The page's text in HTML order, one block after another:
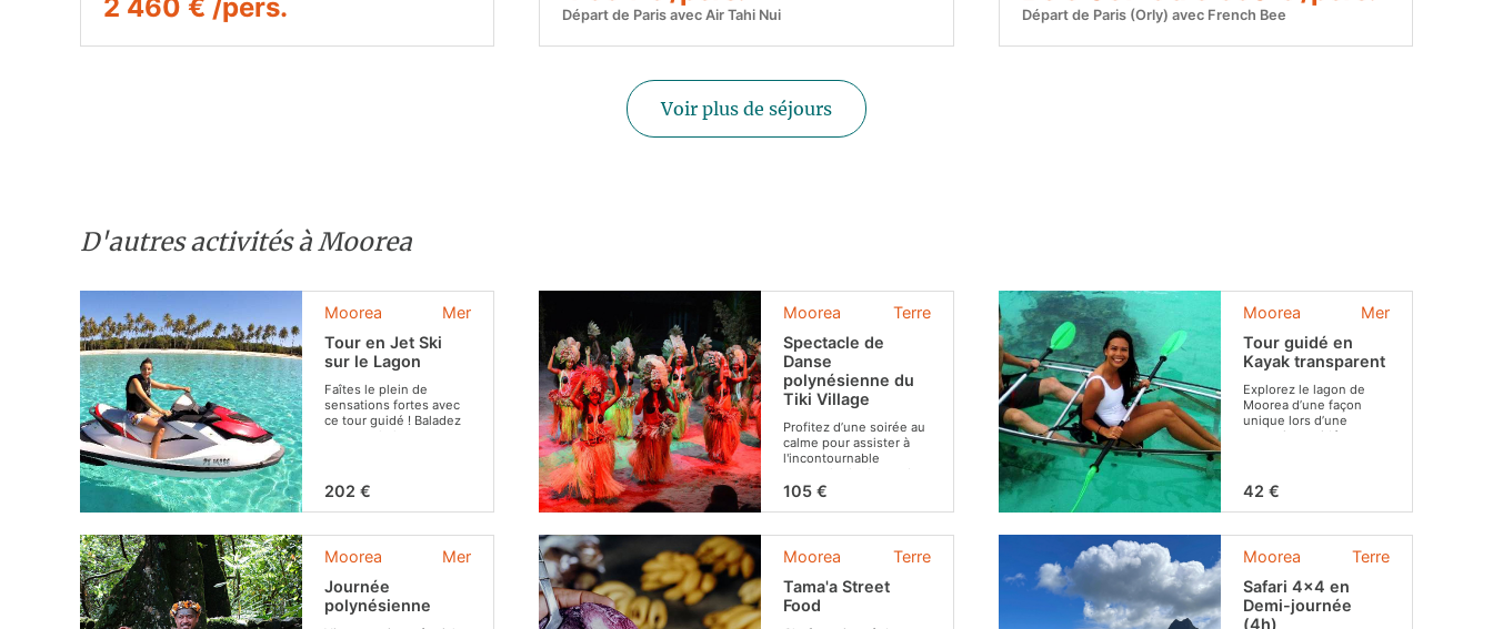
2 460 € /pers. Départ de Paris avec Air Tahi Nui Départ de Paris (Orly) avec French Bee
Voir plus de séjours
D'autres activités à Moorea
Mer
Moorea
Tour en Jet Ski
sur le Lagon
Faîtes le plein de
sensations fortes avec
ce tour guidé ! Baladez
202 €
Terre
Moorea
Spectacle de
Danse
polynésienne du
Tiki Village
Profitez d’une soirée au
calme pour assister à
l'incontournable
Tiki Village à Moorea.
105 €
Mer
Moorea
Tour guidé en
Kayak transparent
Explorez le lagon de
Moorea d’une façon
unique lors d’une
excursion guidée en
42 €
Mer
Moorea
Journée
polynésienne
Terre
Moorea
Tama'a Street
Food
Terre
Moorea
Safari 4x4 en
Demi-journée
(4h)